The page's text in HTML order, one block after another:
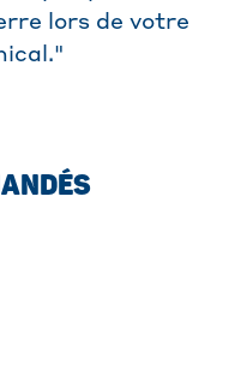
lors de votre